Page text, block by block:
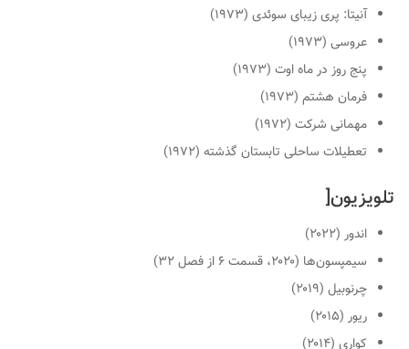
آنیتا: پری زیبای سوئدی (۱۹۷۳)
عروسی (۱۹۷۳)
پنج روز در ماه اوت (۱۹۷۳)
فرمان هشتم (۱۹۷۳)
مهمانی شرکت (۱۹۷۲)
تعطیلات ساحلی تابستان گذشته (۱۹۷۲)
تلویزیون[
اندور (۲۰۲۲)
سیمپسون‌ها (۲۰۲۰، قسمت ۶ از فصل ۳۲
)
چرنوبیل (۲۰۱۹)
ریور (۲۰۱۵)
کواری (۲۰۱۴)